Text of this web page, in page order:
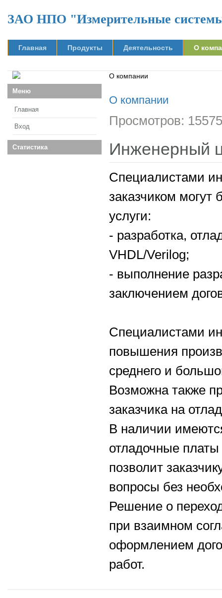
ЗАО НПО "Измерительные
Главная Продукты Деятельность О
О компании
О компании
Просмотров: 15575
Инженерный
Специалистами
заказчиком
услуги:
- разработка,
VHDL/Verilog;
- выполнение
заключением
Специалистами
повышения
среднего и
Возможна также
заказчика на
В наличии
отладочные
позволит
вопросы без
Решение о
при взаимном
оформлением
работ.
Меню
Главная
Вход
Статистика